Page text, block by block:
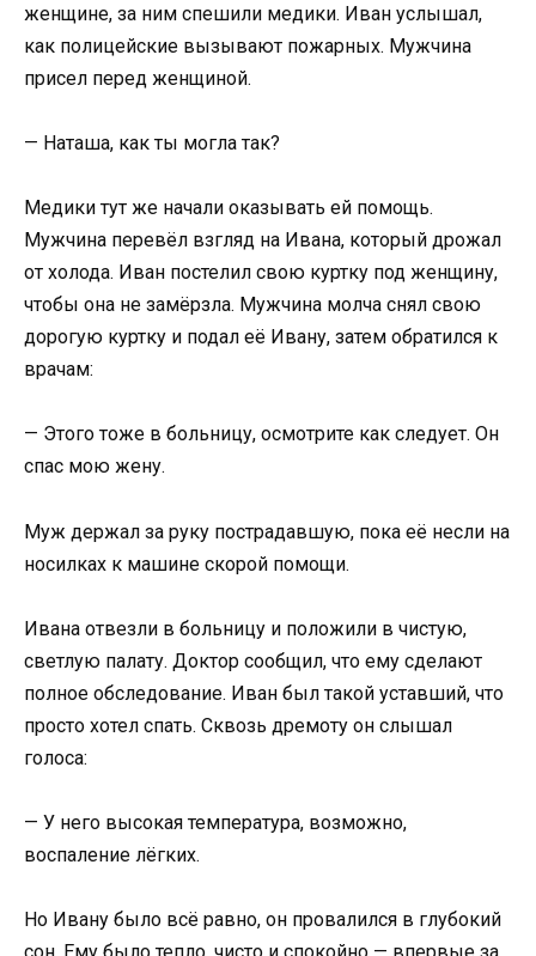
женщине, за ним спешили медики. Иван услышал,
как полицейские вызывают пожарных. Мужчина
присел перед женщиной.
— Наташа, как ты могла так?
Медики тут же начали оказывать ей помощь.
Мужчина перевёл взгляд на Ивана, который дрожал
от холода. Иван постелил свою куртку под женщину,
чтобы она не замёрзла. Мужчина молча снял свою
дорогую куртку и подал её Ивану, затем обратился к
врачам:
— Этого тоже в больницу, осмотрите как следует. Он
спас мою жену.
Муж держал за руку пострадавшую, пока её несли на
носилках к машине скорой помощи.
Ивана отвезли в больницу и положили в чистую,
светлую палату. Доктор сообщил, что ему сделают
полное обследование. Иван был такой уставший, что
просто хотел спать. Сквозь дремоту он слышал
голоса:
— У него высокая температура, возможно,
воспаление лёгких.
Но Ивану было всё равно, он провалился в глубокий